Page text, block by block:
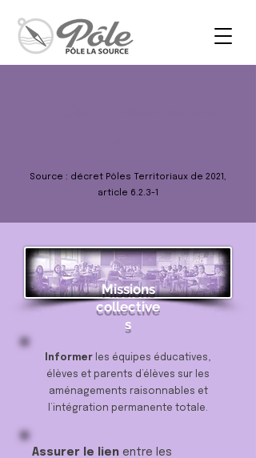
Source : d écret Pôles Territoriaux de 2021,
article 6.2.3-1
Missions
collective
s
Informer les équipes éducatives,
élèves et parents d’élèves sur les
aménagements raisonnables et
l’intégration permanente totale.
Assurer le lien entre les